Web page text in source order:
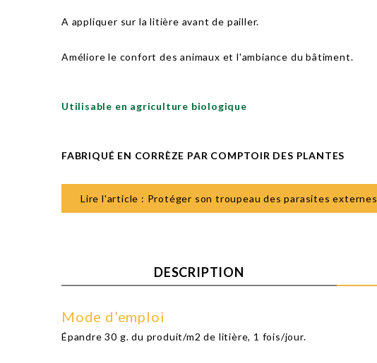
A appliquer sur la litière avant de pailler.
Améliore le confort des animaux et l'ambiance du bâtiment.
Utilisable en agriculture biologique
FABRIQUÉ EN CORRÈZE PAR COMPTOIR DES PLANTES
Lire l'article : Protéger son troupeau des parasites externes
DESCRIPTION
Mode d’emploi
Épandre 30 g. du produit/m2 de litière, 1 fois/jour.